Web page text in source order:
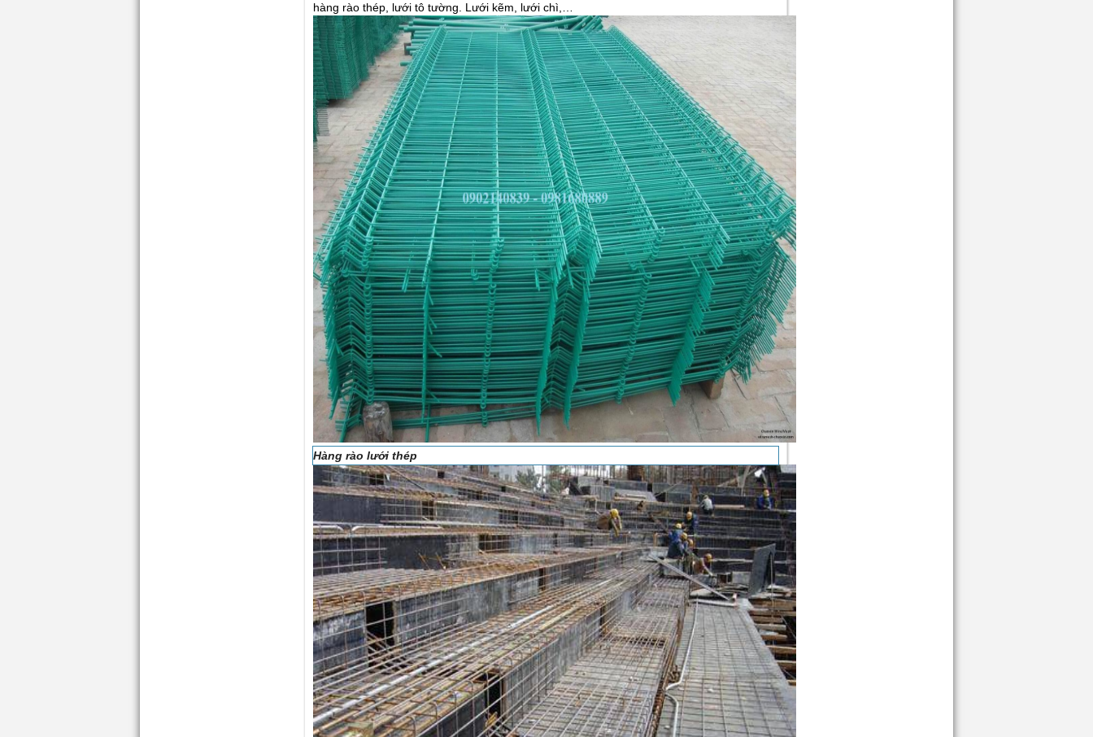
hàng rào thép, lưới tô tường. Lưới kẽm, lưới chì,…
Hàng rào lưới thép